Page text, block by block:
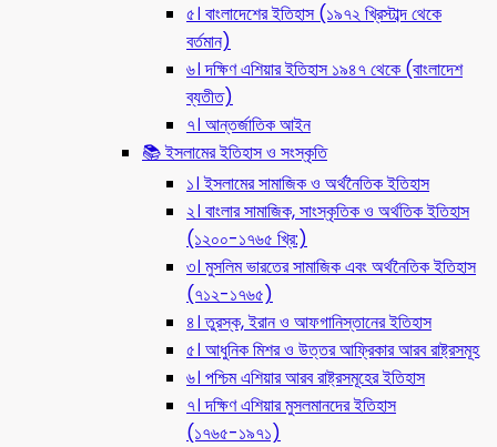
৫। বাংলাদেশের ইতিহাস (১৯৭২ খ্রিস্টাব্দ থেকে
বর্তমান)
৬। দক্ষিণ এশিয়ার ইতিহাস ১৯৪৭ থেকে (বাংলাদেশ
ব্যতীত)
৭। আন্তর্জাতিক আইন
📚 ইসলামের ইতিহাস ও সংস্কৃতি
১। ইসলামের সামাজিক ও অর্থনৈতিক ইতিহাস
২। বাংলার সামাজিক, সাংস্কৃতিক ও অর্থতিক ইতিহাস
(১২০০-১৭৬৫ খ্রি:)
৩। মুসলিম ভারতের সামাজিক এবং অর্থনৈতিক ইতিহাস
(৭১২-১৭৬৫)
৪। তুরস্ক, ইরান ও আফগানিস্তানের ইতিহাস
৫। আধুনিক মিশর ও উত্তর আফ্রিকার আরব রাষ্ট্রসমূহ
৬। পশ্চিম এশিয়ার আরব রাষ্ট্রসমূহের ইতিহাস
৭। দক্ষিণ এশিয়ার মুসলমানদের ইতিহাস
(১৭৬৫-১৯৭১)